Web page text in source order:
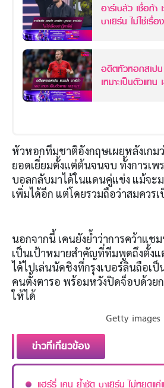
อาร์เบลัว เชื่อถ้
บาเยิร์น ไม่ใช่เรื่อ
อดีตหัวหอกสเปน แ
เหมาะเป็นตัวแทน
หัวหอกทีมชาติอังกฤษเผยหลังเกม
ยอดเยี่ยมตั้งแต่ต้นจนจบ ทั้งการเพ
บอลกลับมาได้ในแดนคู่แข่ง แม้จะม
เพิ่มได้อีก แต่โดยรวมถือว่าสมควร
นอกจากนี้ เคนยังย้ำว่าการคว้าแช
เป็นเป้าหมายสำคัญที่ทีมพูดถึงตั้งแ
ได้ไปเล่นนัดชิงที่กรุงเบอร์ลินถือเ
คนตั้งตารอ พร้อมหวังปิดจ็อบด้วย
ให้ได้
Getty images
ข่าวที่เกี่ยวข้อง
แฮร์รี่ เคน ย้ำชัด บาเยิร์น ไม่หยุดแ